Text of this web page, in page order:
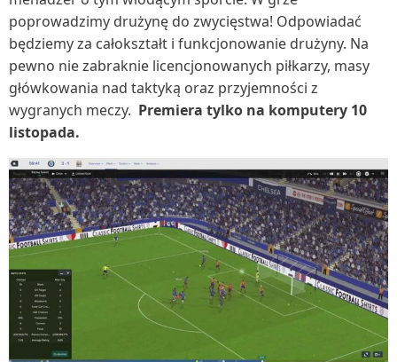
poprowadzimy drużynę do zwycięstwa! Odpowiadać
będziemy za całokształt i funkcjonowanie drużyny. Na
pewno nie zabraknie licencjonowanych piłkarzy, masy
główkowania nad taktyką oraz przyjemności z
wygranych meczy. Premiera tylko na komputery 10
listopada.